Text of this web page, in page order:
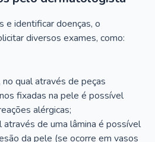
e identificar doenças, o
diversos exames, como:
qual através de peças
fixadas na pele é possível
alérgicas;
através de uma lâmina é possível
da pele (se ocorre em vasos